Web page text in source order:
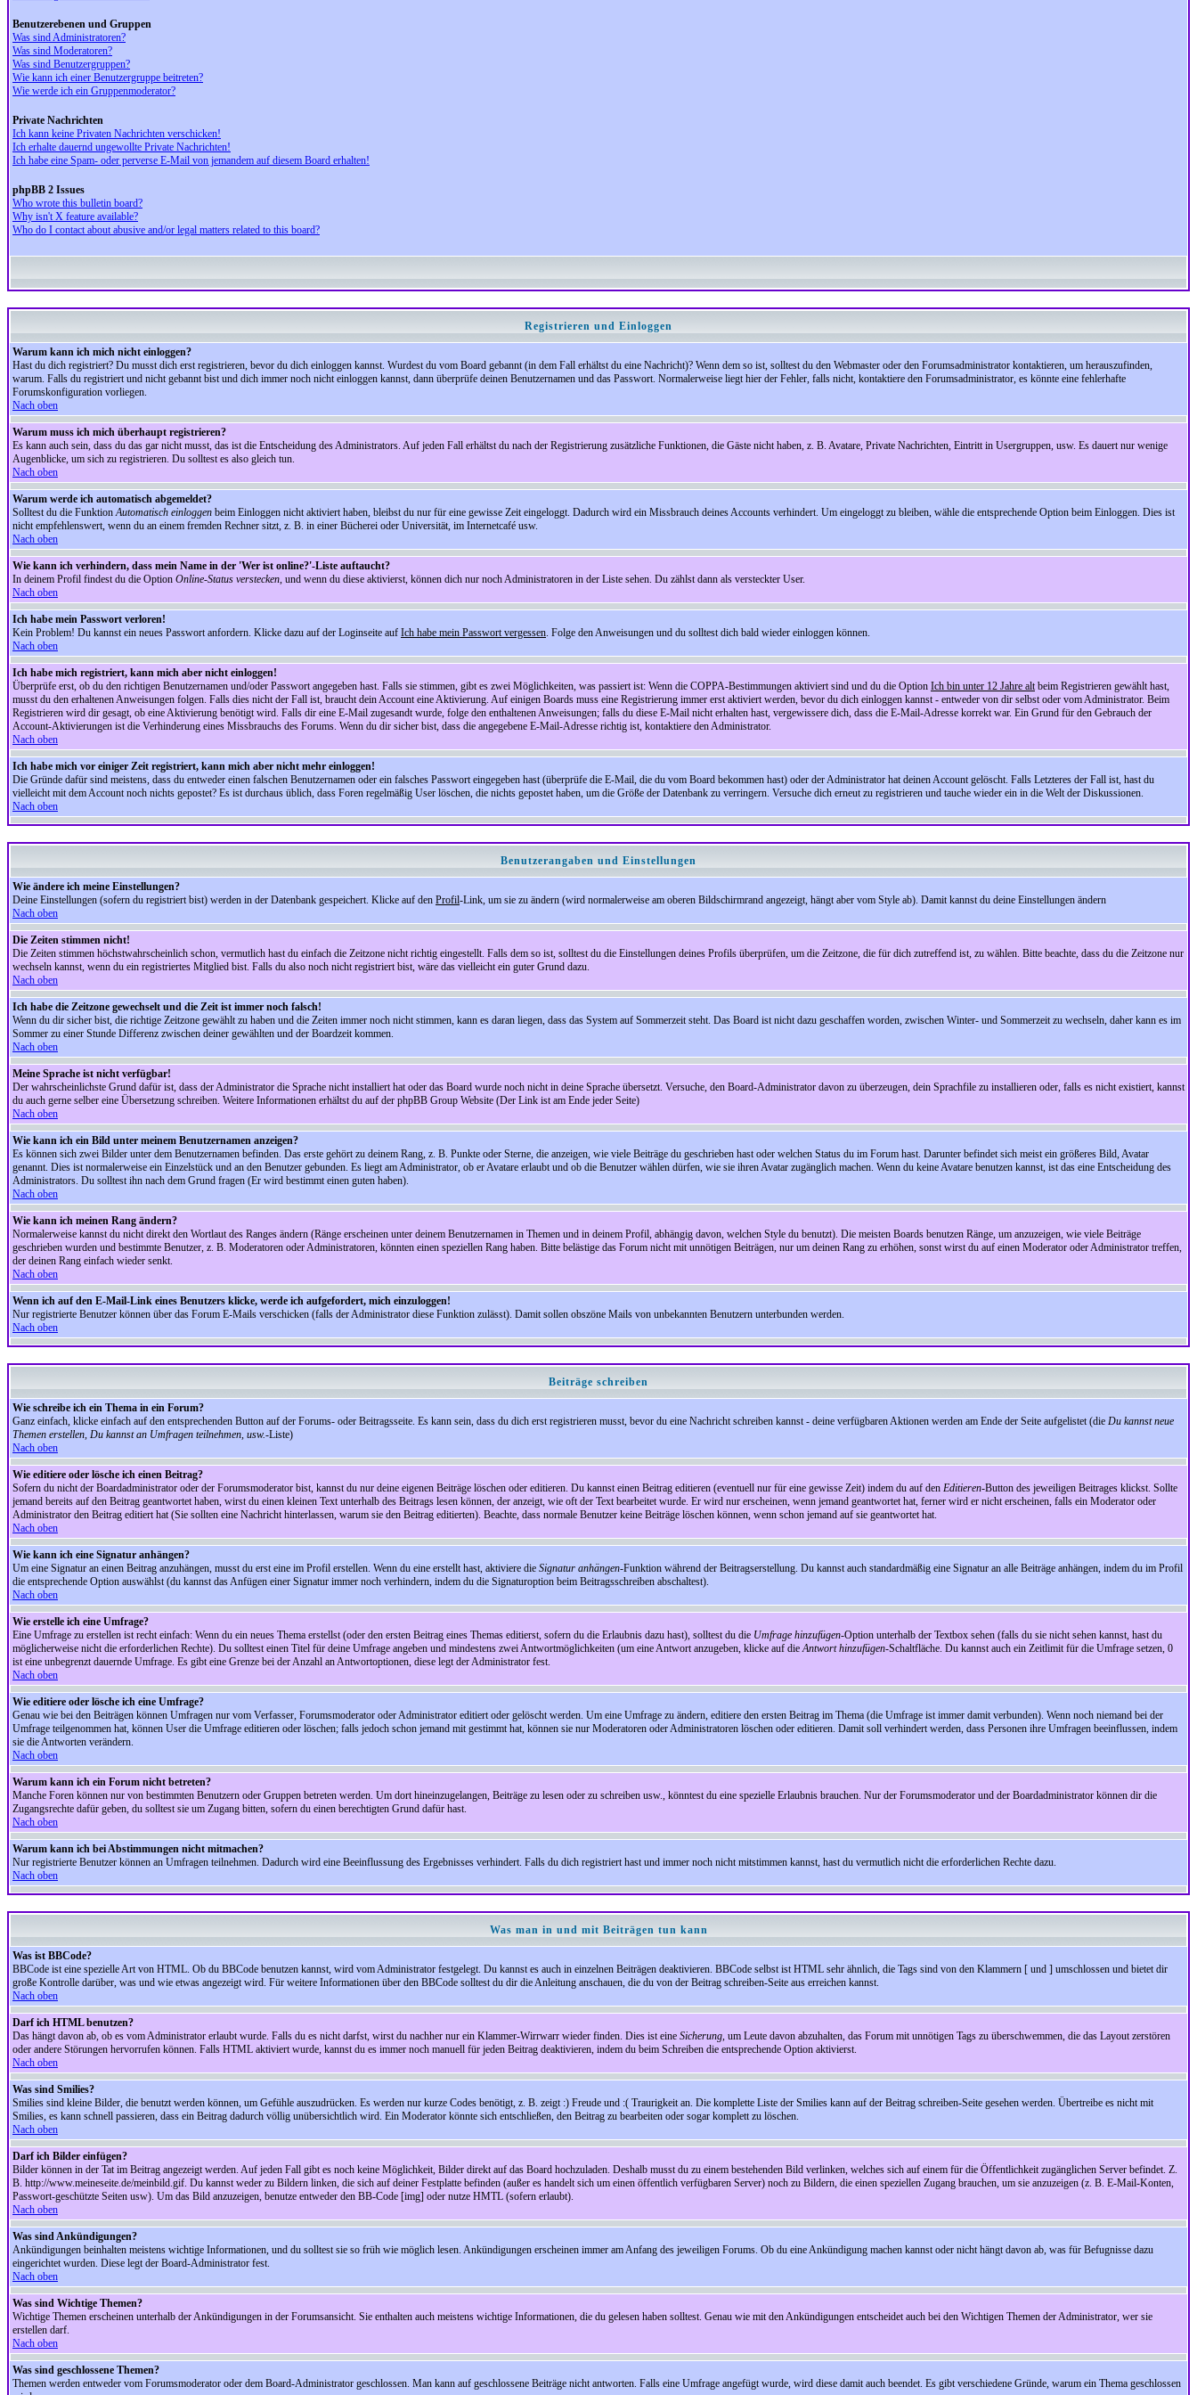
Benutzerebenen und Gruppen
Was sind Administratoren?
Was sind Moderatoren?
Was sind Benutzergruppen?
Wie kann ich einer Benutzergruppe beitreten?
Wie werde ich ein Gruppenmoderator?
Private Nachrichten
Ich kann keine Privaten Nachrichten verschicken!
Ich erhalte dauernd ungewollte Private Nachrichten!
Ich habe eine Spam- oder perverse E-Mail von jemandem auf diesem Board erhalten!
phpBB 2 Issues
Who wrote this bulletin board?
Why isn't X feature available?
Who do I contact about abusive and/or legal matters related to this board?
Registrieren und Einloggen
Warum kann ich mich nicht einloggen?
Hast du dich registriert? Du musst dich erst registrieren, bevor du dich einloggen kannst. Wurdest du vom Board gebannt (in dem Fall erhältst du eine Nachricht)? Wenn dem so ist, solltest du den Webmaster oder den Forumsadministrator kontaktieren, um herauszufinden,
warum. Falls du registriert und nicht gebannt bist und dich immer noch nicht einloggen kannst, dann überprüfe deinen Benutzernamen und das Passwort. Normalerweise liegt hier der Fehler, falls nicht, kontaktiere den Forumsadministrator, es könnte eine fehlerhafte
Forumskonfiguration vorliegen.
Nach oben
Warum muss ich mich überhaupt registrieren?
Es kann auch sein, dass du das gar nicht musst, das ist die Entscheidung des Administrators. Auf jeden Fall erhältst du nach der Registrierung zusätzliche Funktionen, die Gäste nicht haben, z. B. Avatare, Private Nachrichten, Eintritt in Usergruppen, usw. Es dauert nur wenige
Augenblicke, um sich zu registrieren. Du solltest es also gleich tun.
Nach oben
Warum werde ich automatisch abgemeldet?
Solltest du die FunktionAutomatisch einloggen beim Einloggen nicht aktiviert haben, bleibst du nur für eine gewisse Zeit eingeloggt. Dadurch wird ein Missbrauch deines Accounts verhindert. Um eingeloggt zu bleiben, wähle die entsprechende Option beim Einloggen. Dies ist
nicht empfehlenswert, wenn du an einem fremden Rechner sitzt, z. B. in einer Bücherei oder Universität, im Internetcafé usw.
Nach oben
Wie kann ich verhindern, dass mein Name in der 'Wer ist online?'-Liste auftaucht?
In deinem Profil findest du die Option Online-Status verstecken, und wenn du diese aktivierst, können dich nur noch Administratoren in der Liste sehen. Du zählst dann als versteckter User.
Nach oben
Ich habe mein Passwort verloren!
Kein Problem! Du kannst ein neues Passwort anfordern. Klicke dazu auf der Loginseite auf Ich habe mein Passwort vergessen. Folge den Anweisungen und du solltest dich bald wieder einloggen können.
Nach oben
Ich habe mich registriert, kann mich aber nicht einloggen!
Überprüfe erst, ob du den richtigen Benutzernamen und/oder Passwort angegeben hast. Falls sie stimmen, gibt es zwei Möglichkeiten, was passiert ist: Wenn die COPPA-Bestimmungen aktiviert sind und du die Option Ich bin unter 12 Jahre altbeim Registrieren gewählt hast,
musst du den erhaltenen Anweisungen folgen. Falls dies nicht der Fall ist, braucht dein Account eine Aktivierung. Auf einigen Boards muss eine Registrierung immer erst aktiviert werden, bevor du dich einloggen kannst - entweder von dir selbst oder vom Administrator. Beim
Registrieren wird dir gesagt, ob eine Aktivierung benötigt wird. Falls dir eine E-Mail zugesandt wurde, folge den enthaltenen Anweisungen; falls du diese E-Mail nicht erhalten hast, vergewissere dich, dass die E-Mail-Adresse korrekt war. Ein Grund für den Gebrauch der
Account-Aktivierungen ist die Verhinderung eines Missbrauchs des Forums. Wenn du dir sicher bist, dass die angegebene E-Mail-Adresse richtig ist, kontaktiere den Administrator.
Nach oben
Ich habe mich vor einiger Zeit registriert, kann mich aber nicht mehr einloggen!
Die Gründe dafür sind meistens, dass du entweder einen falschen Benutzernamen oder ein falsches Passwort eingegeben hast (überprüfe die E-Mail, die du vom Board bekommen hast) oder der Administrator hat deinen Account gelöscht. Falls Letzteres der Fall ist, hast du
vielleicht mit dem Account noch nichts gepostet? Es ist durchaus üblich, dass Foren regelmäßig User löschen, die nichts gepostet haben, um die Größe der Datenbank zu verringern. Versuche dich erneut zu registrieren und tauche wieder ein in die Welt der Diskussionen.
Nach oben
Benutzerangaben und Einstellungen
Wie ändere ich meine Einstellungen?
Deine Einstellungen (sofern du registriert bist) werden in der Datenbank gespeichert. Klicke auf den Profil-Link, um sie zu ändern (wird normalerweise am oberen Bildschirmrand angezeigt, hängt aber vom Style ab). Damit kannst du deine Einstellungen ändern
Nach oben
Die Zeiten stimmen nicht!
Die Zeiten stimmen höchstwahrscheinlich schon, vermutlich hast du einfach die Zeitzone nicht richtig eingestellt. Falls dem so ist, solltest du die Einstellungen deines Profils überprüfen, um die Zeitzone, die für dich zutreffend ist, zu wählen. Bitte beachte, dass du die Zeitzone nur
wechseln kannst, wenn du ein registriertes Mitglied bist. Falls du also noch nicht registriert bist, wäre das vielleicht ein guter Grund dazu.
Nach oben
Ich habe die Zeitzone gewechselt und die Zeit ist immer noch falsch!
Wenn du dir sicher bist, die richtige Zeitzone gewählt zu haben und die Zeiten immer noch nicht stimmen, kann es daran liegen, dass das System auf Sommerzeit steht. Das Board ist nicht dazu geschaffen worden, zwischen Winter- und Sommerzeit zu wechseln, daher kann es im
Sommer zu einer Stunde Differenz zwischen deiner gewählten und der Boardzeit kommen.
Nach oben
Meine Sprache ist nicht verfügbar!
Der wahrscheinlichste Grund dafür ist, dass der Administrator die Sprache nicht installiert hat oder das Board wurde noch nicht in deine Sprache übersetzt. Versuche, den Board-Administrator davon zu überzeugen, dein Sprachfile zu installieren oder, falls es nicht existiert, kannst
du auch gerne selber eine Übersetzung schreiben. Weitere Informationen erhältst du auf der phpBB Group Website (Der Link ist am Ende jeder Seite)
Nach oben
Wie kann ich ein Bild unter meinem Benutzernamen anzeigen?
Es können sich zwei Bilder unter dem Benutzernamen befinden. Das erste gehört zu deinem Rang, z. B. Punkte oder Sterne, die anzeigen, wie viele Beiträge du geschrieben hast oder welchen Status du im Forum hast. Darunter befindet sich meist ein größeres Bild, Avatar
genannt. Dies ist normalerweise ein Einzelstück und an den Benutzer gebunden. Es liegt am Administrator, ob er Avatare erlaubt und ob die Benutzer wählen dürfen, wie sie ihren Avatar zugänglich machen. Wenn du keine Avatare benutzen kannst, ist das eine Entscheidung des
Administrators. Du solltest ihn nach dem Grund fragen (Er wird bestimmt einen guten haben).
Nach oben
Wie kann ich meinen Rang ändern?
Normalerweise kannst du nicht direkt den Wortlaut des Ranges ändern (Ränge erscheinen unter deinem Benutzernamen in Themen und in deinem Profil, abhängig davon, welchen Style du benutzt). Die meisten Boards benutzen Ränge, um anzuzeigen, wie viele Beiträge
geschrieben wurden und bestimmte Benutzer, z. B. Moderatoren oder Administratoren, könnten einen speziellen Rang haben. Bitte belästige das Forum nicht mit unnötigen Beiträgen, nur um deinen Rang zu erhöhen, sonst wirst du auf einen Moderator oder Administrator treffen,
der deinen Rang einfach wieder senkt.
Nach oben
Wenn ich auf den E-Mail-Link eines Benutzers klicke, werde ich aufgefordert, mich einzuloggen!
Nur registrierte Benutzer können über das Forum E-Mails verschicken (falls der Administrator diese Funktion zulässt). Damit sollen obszöne Mails von unbekannten Benutzern unterbunden werden.
Nach oben
Beiträge schreiben
Wie schreibe ich ein Thema in ein Forum?
Ganz einfach, klicke einfach auf den entsprechenden Button auf der Forums- oder Beitragsseite. Es kann sein, dass du dich erst registrieren musst, bevor du eine Nachricht schreiben kannst - deine verfügbaren Aktionen werden am Ende der Seite aufgelistet (die Du kannst neue
Themen erstellen, Du kannst an Umfragen teilnehmen, usw.-Liste)
Nach oben
Wie editiere oder lösche ich einen Beitrag?
Sofern du nicht der Boardadministrator oder der Forumsmoderator bist, kannst du nur deine eigenen Beiträge löschen oder editieren. Du kannst einen Beitrag editieren (eventuell nur für eine gewisse Zeit) indem du auf den Editieren-Button des jeweiligen Beitrages klickst. Sollte
jemand bereits auf den Beitrag geantwortet haben, wirst du einen kleinen Text unterhalb des Beitrags lesen können, der anzeigt, wie oft der Text bearbeitet wurde. Er wird nur erscheinen, wenn jemand geantwortet hat, ferner wird er nicht erscheinen, falls ein Moderator oder
Administrator den Beitrag editiert hat (Sie sollten eine Nachricht hinterlassen, warum sie den Beitrag editierten). Beachte, dass normale Benutzer keine Beiträge löschen können, wenn schon jemand auf sie geantwortet hat.
Nach oben
Wie kann ich eine Signatur anhängen?
Um eine Signatur an einen Beitrag anzuhängen, musst du erst eine im Profil erstellen. Wenn du eine erstellt hast, aktiviere die Signatur anhängen-Funktion während der Beitragserstellung. Du kannst auch standardmäßig eine Signatur an alle Beiträge anhängen, indem du im Profil
die entsprechende Option auswählst (du kannst das Anfügen einer Signatur immer noch verhindern, indem du die Signaturoption beim Beitragsschreiben abschaltest).
Nach oben
Wie erstelle ich eine Umfrage?
Eine Umfrage zu erstellen ist recht einfach: Wenn du ein neues Thema erstellst (oder den ersten Beitrag eines Themas editierst, sofern du die Erlaubnis dazu hast), solltest du die Umfrage hinzufügen-Option unterhalb der Textbox sehen (falls du sie nicht sehen kannst, hast du
möglicherweise nicht die erforderlichen Rechte). Du solltest einen Titel für deine Umfrage angeben und mindestens zwei Antwortmöglichkeiten (um eine Antwort anzugeben, klicke auf dieAntwort hinzufügen-Schaltfläche. Du kannst auch ein Zeitlimit für die Umfrage setzen, 0
ist eine unbegrenzt dauernde Umfrage. Es gibt eine Grenze bei der Anzahl an Antwortoptionen, diese legt der Administrator fest.
Nach oben
Wie editiere oder lösche ich eine Umfrage?
Genau wie bei den Beiträgen können Umfragen nur vom Verfasser, Forumsmoderator oder Administrator editiert oder gelöscht werden. Um eine Umfrage zu ändern, editiere den ersten Beitrag im Thema (die Umfrage ist immer damit verbunden). Wenn noch niemand bei der
Umfrage teilgenommen hat, können User die Umfrage editieren oder löschen; falls jedoch schon jemand mit gestimmt hat, können sie nur Moderatoren oder Administratoren löschen oder editieren. Damit soll verhindert werden, dass Personen ihre Umfragen beeinflussen, indem
sie die Antworten verändern.
Nach oben
Warum kann ich ein Forum nicht betreten?
Manche Foren können nur von bestimmten Benutzern oder Gruppen betreten werden. Um dort hineinzugelangen, Beiträge zu lesen oder zu schreiben usw., könntest du eine spezielle Erlaubnis brauchen. Nur der Forumsmoderator und der Boardadministrator können dir die
Zugangsrechte dafür geben, du solltest sie um Zugang bitten, sofern du einen berechtigten Grund dafür hast.
Nach oben
Warum kann ich bei Abstimmungen nicht mitmachen?
Nur registrierte Benutzer können an Umfragen teilnehmen. Dadurch wird eine Beeinflussung des Ergebnisses verhindert. Falls du dich registriert hast und immer noch nicht mitstimmen kannst, hast du vermutlich nicht die erforderlichen Rechte dazu.
Nach oben
Was man in und mit Beiträgen tun kann
Was ist BBCode?
BBCode ist eine spezielle Art von HTML. Ob du BBCode benutzen kannst, wird vom Administrator festgelegt. Du kannst es auch in einzelnen Beiträgen deaktivieren. BBCode selbst ist HTML sehr ähnlich, die Tags sind von den Klammern [ und ] umschlossen und bietet dir
große Kontrolle darüber, was und wie etwas angezeigt wird. Für weitere Informationen über den BBCode solltest du dir die Anleitung anschauen, die du von der Beitrag schreiben-Seite aus erreichen kannst.
Nach oben
Darf ich HTML benutzen?
Das hängt davon ab, ob es vom Administrator erlaubt wurde. Falls du es nicht darfst, wirst du nachher nur ein Klammer-Wirrwarr wieder finden. Dies ist eine Sicherung, um Leute davon abzuhalten, das Forum mit unnötigen Tags zu überschwemmen, die das Layout zerstören
oder andere Störungen hervorrufen können. Falls HTML aktiviert wurde, kannst du es immer noch manuell für jeden Beitrag deaktivieren, indem du beim Schreiben die entsprechende Option aktivierst.
Nach oben
Was sind Smilies?
Smilies sind kleine Bilder, die benutzt werden können, um Gefühle auszudrücken. Es werden nur kurze Codes benötigt, z. B. zeigt :) Freude und :( Traurigkeit an. Die komplette Liste der Smilies kann auf der Beitrag schreiben-Seite gesehen werden. Übertreibe es nicht mit
Smilies, es kann schnell passieren, dass ein Beitrag dadurch völlig unübersichtlich wird. Ein Moderator könnte sich entschließen, den Beitrag zu bearbeiten oder sogar komplett zu löschen.
Nach oben
Darf ich Bilder einfügen?
Bilder können in der Tat im Beitrag angezeigt werden. Auf jeden Fall gibt es noch keine Möglichkeit, Bilder direkt auf das Board hochzuladen. Deshalb musst du zu einem bestehenden Bild verlinken, welches sich auf einem für die Öffentlichkeit zugänglichen Server befindet. Z.
B. http://www.meineseite.de/meinbild.gif. Du kannst weder zu Bildern linken, die sich auf deiner Festplatte befinden (außer es handelt sich um einen öffentlich verfügbaren Server) noch zu Bildern, die einen speziellen Zugang brauchen, um sie anzuzeigen (z. B. E-Mail-Konten,
Passwort-geschützte Seiten usw). Um das Bild anzuzeigen, benutze entweder den BB-Code [img] oder nutze HMTL (sofern erlaubt).
Nach oben
Was sind Ankündigungen?
Ankündigungen beinhalten meistens wichtige Informationen, und du solltest sie so früh wie möglich lesen. Ankündigungen erscheinen immer am Anfang des jeweiligen Forums. Ob du eine Ankündigung machen kannst oder nicht hängt davon ab, was für Befugnisse dazu
eingerichtet wurden. Diese legt der Board-Administrator fest.
Nach oben
Was sind Wichtige Themen?
Wichtige Themen erscheinen unterhalb der Ankündigungen in der Forumsansicht. Sie enthalten auch meistens wichtige Informationen, die du gelesen haben solltest. Genau wie mit den Ankündigungen entscheidet auch bei den Wichtigen Themen der Administrator, wer sie
erstellen darf.
Nach oben
Was sind geschlossene Themen?
Themen werden entweder vom Forumsmoderator oder dem Board-Administrator geschlossen. Man kann auf geschlossene Beiträge nicht antworten. Falls eine Umfrage angefügt wurde, wird diese damit auch beendet. Es gibt verschiedene Gründe, warum ein Thema geschlossen